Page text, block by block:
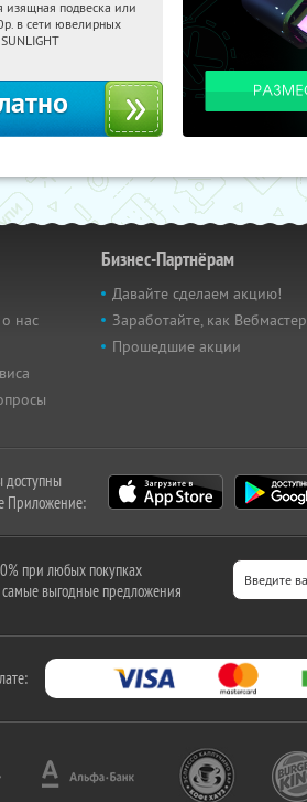
Получили:
изящная подвеска или
в сети ювелирных
нас
Бизнес-Партнёрам
Давайте сделаем акцию!
Заработайте, как Вебмастер
Прошедшие акции
доступны
Приложение:
при любых покупках
выгодные предложения